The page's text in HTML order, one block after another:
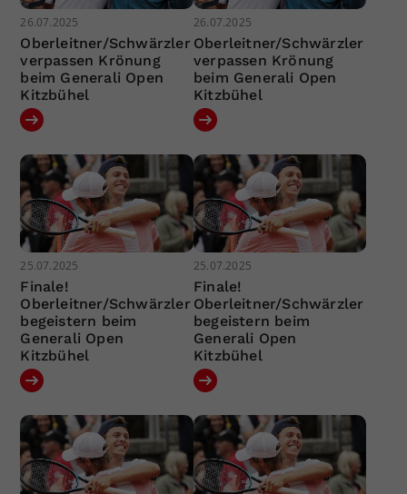
26.07.2025
Oberleitner/Schwärzler
verpassen Krönung
beim Generali Open
Kitzbühel
26.07.2025
Oberleitner/Schwärzler
verpassen Krönung
beim Generali Open
Kitzbühel
25.07.2025
Finale!
Oberleitner/Schwärzler
begeistern beim
Generali Open
Kitzbühel
25.07.2025
Finale!
Oberleitner/Schwärzler
begeistern beim
Generali Open
Kitzbühel